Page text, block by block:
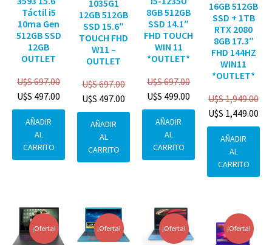
Táctil i5
10ma Gen
512GB SSD
12GB
OUTLET
U$S697.00
U$S 497.00
AÑADIR
AL
CARRITO
1035G1
12GB 512GB
SSD 15.6″
TOUCH FHD
W11 –
OUTLET
U$S697.00
U$S 497.00
AÑADIR
AL
CARRITO
8GB 512GB
SSD 14.1″
FHD TOUCH
WIN 11
*OUTLET*
U$S697.00
U$S 499.00
AÑADIR
AL
CARRITO
16GB 512GB
SSD + 1TB
RTX 2080
8GB 17.3″
FHD 144HZ
WIN11
*OUTLET*
U$S1,949.00
U$S 1,449.00
AÑADIR
AL
CARRITO
¡Oferta! ¡Oferta! ¡Oferta! ¡Oferta!